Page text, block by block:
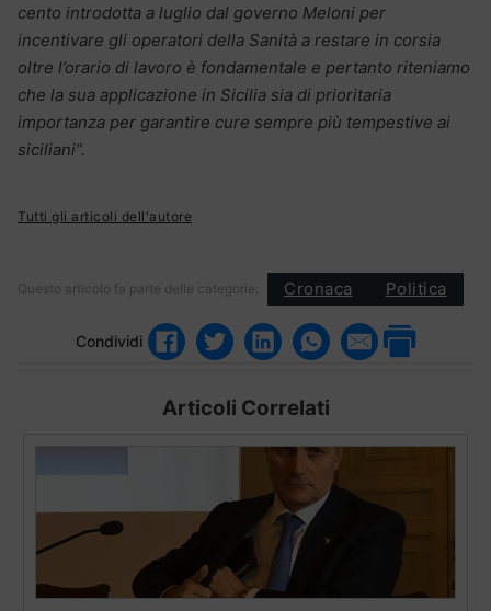
cento introdotta a luglio dal governo Meloni per
incentivare gli operatori della Sanità a restare in corsia
oltre l’orario di lavoro è fondamentale e pertanto riteniamo
che la sua applicazione in Sicilia sia di prioritaria
importanza per garantire cure sempre più tempestive ai
siciliani”.
Tutti gli articoli dell'autore
Questo articolo fa parte delle categorie: Cronaca Politica
Condividi
Articoli Correlati